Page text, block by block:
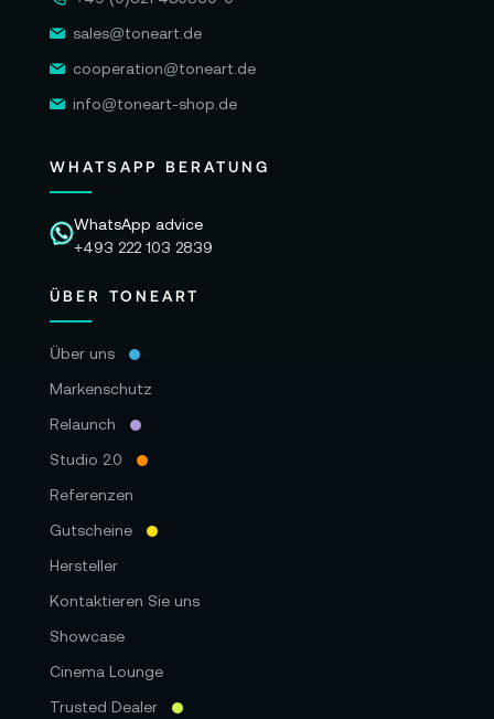
1x Netzkabel
Alle Angaben ohne Gewähr. Bitte beachten
Sie auch die aktuellen und detaillierten
Informationen des Herstellers.
sales@toneart.de
cooperation@toneart.de
info@toneart-shop.de
WHATSAPP BERATUNG
WhatsApp advice
+493 222 103 2839
ÜBER TONEART
Über uns
Markenschutz
Relaunch
Studio 2.0
Referenzen
Gutscheine
Hersteller
Kontaktieren Sie uns
Showcase
Cinema Lounge
Trusted Dealer